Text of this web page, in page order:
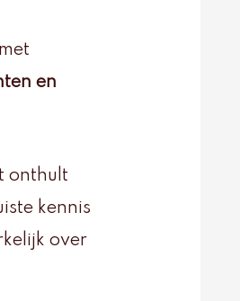
en
onthult
kennis
over